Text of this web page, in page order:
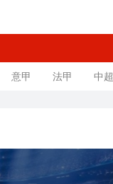
意甲 法甲 中超